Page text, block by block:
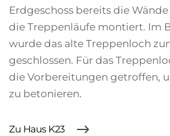
Erdgeschoss bereits die
die Treppenläufe montiert. Im
wurde das alte Treppenloch
geschlossen. Für das
die Vorbereitungen getroffen,
zu betonieren.
Zu Haus K23